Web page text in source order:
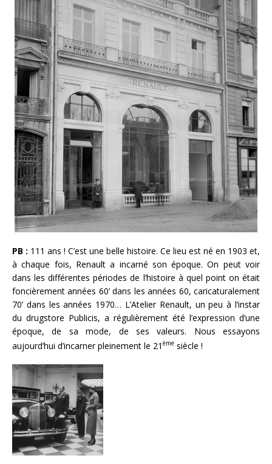
PB : 111 ans ! C’est une belle histoire. Ce lieu est né en 1903 et,
à chaque fois, Renault a incarné son époque. On peut voir
dans les différentes périodes de l’histoire à quel point on était
foncièrement années 60’ dans les années 60, caricaturalement
70’ dans les années 1970… L’Atelier Renault, un peu à l’instar
du drugstore Publicis, a régulièrement été l’expression d’une
époque, de sa mode, de ses valeurs. Nous essayons
aujourd’hui d’incarner pleinement le 21 ème siècle !